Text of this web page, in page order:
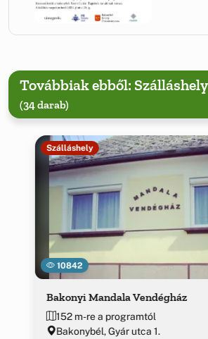
Továbbiak ebből: Szálláshely
(34 darab)
10842
Szálláshely
Bakonyi Mandala Vendégház
152 m-re a programtól
Bakonybél, Gyár utca 1.